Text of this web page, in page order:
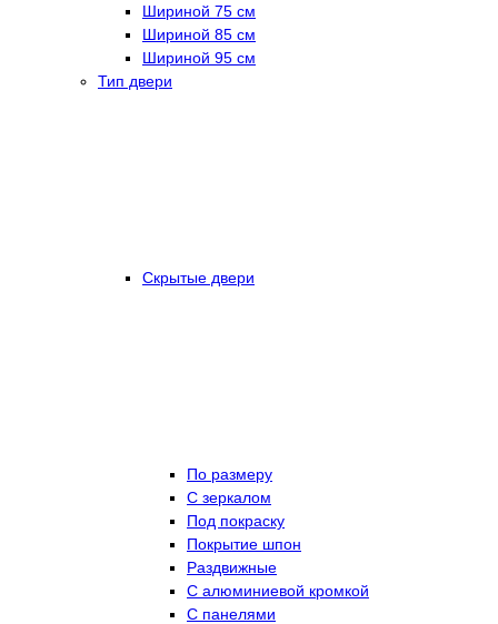
Шириной 75 см
Шириной 85 см
Шириной 95 см
Тип двери
Скрытые двери
По размеру
C зеркалом
Под покраску
Покрытие шпон
Раздвижные
С алюминиевой кромкой
С панелями